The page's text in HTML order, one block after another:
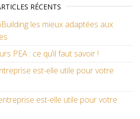
RÉCENTS
les mieux adaptées aux
PEA : ce qu’il faut savoir !
est-elle utile pour votre
est-elle utile pour votre